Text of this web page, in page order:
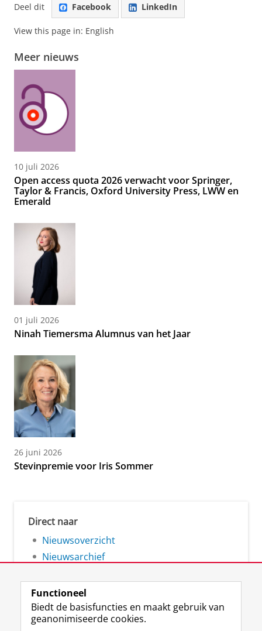
Deel dit Facebook LinkedIn
View this page in: English
Meer nieuws
10 juli 2026
Open access quota 2026 verwacht voor Springer,
Taylor & Francis, Oxford University Press, LWW en
Emerald
01 juli 2026
Ninah Tiemersma Alumnus van het Jaar
26 juni 2026
Stevinpremie voor Iris Sommer
Direct naar
Nieuwsoverzicht
Nieuwsarchief
Functioneel
Biedt de basisfuncties en maakt gebruik van
geanonimiseerde cookies.